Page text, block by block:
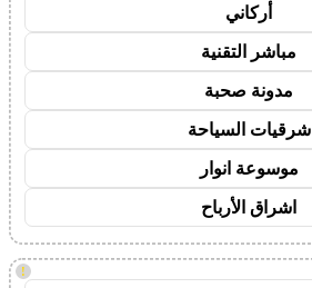
أركاني
مباشر التقنية
مدونة صحبة
شرقيات السياحة
موسوعة انوار
اشراق الأرباح
!